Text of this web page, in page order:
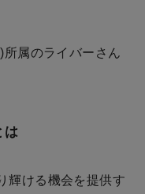
属のライバーさん
は
輝ける機会を提供す